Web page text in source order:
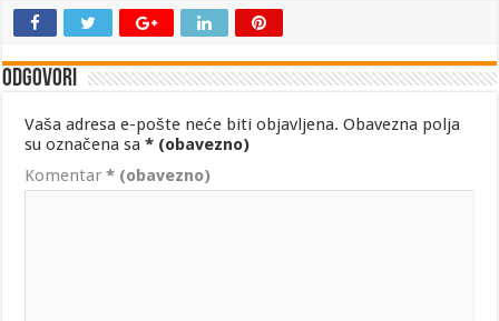
Odgovori
Vaša adresa e-pošte neće biti objavljena. Obavezna polja
su označena sa* (obavezno)
Komentar* (obavezno)